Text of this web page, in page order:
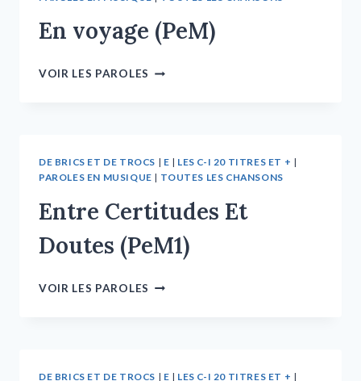
En voyage (PeM)
VOIR LES PAROLES
DE BRICS ET DE TROCS | E | LES C-I 20 TITRES ET + |
PAROLES EN MUSIQUE | TOUTES LES CHANSONS
Entre Certitudes Et
Doutes (PeM1)
VOIR LES PAROLES
DE BRICS ET DE TROCS | E | LES C-I 20 TITRES ET + |